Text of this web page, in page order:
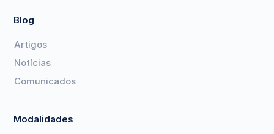
Blog
Artigos
Notícias
Comunicados
Modalidades